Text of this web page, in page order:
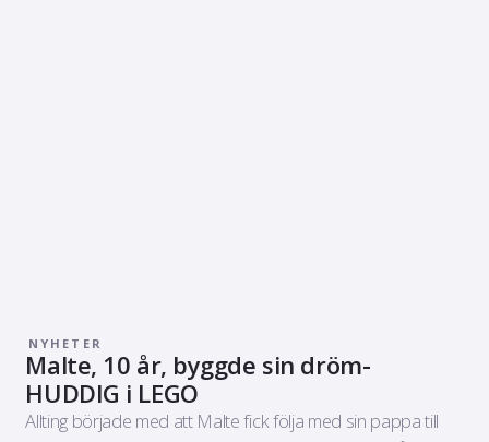
NYHETER
Malte, 10 år, byggde sin dröm-
HUDDIG i LEGO
Allting började med att Malte fick följa med sin pappa till